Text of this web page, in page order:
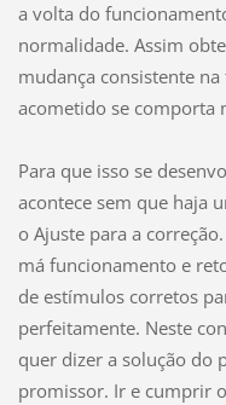
a volta do
normalidade. Assim
mudança consistente
acometido se comporta
Para que isso se
acontece sem que haja
o Ajuste para a
má funcionamento e
de estímulos corretos
perfeitamente. Neste
quer dizer a solução do
promissor. Ir e cumprir